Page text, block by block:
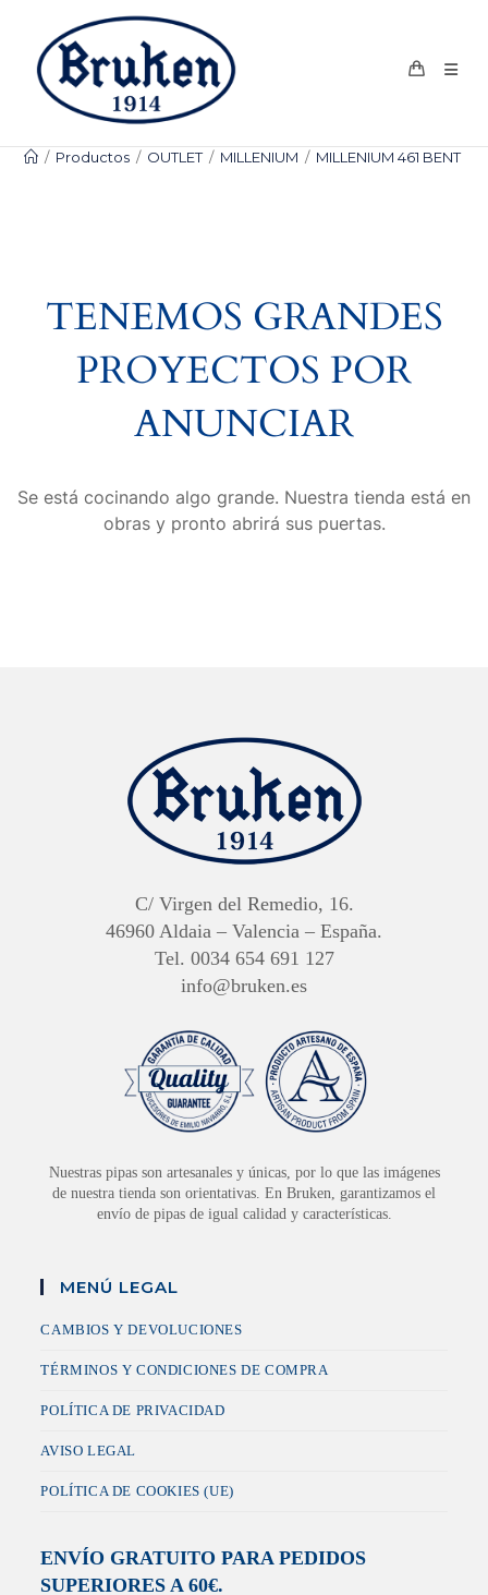
contenido
/ Productos / OUTLET / MILLENIUM / MILLENIUM 461 BENT
TENEMOS GRANDES
PROYECTOS POR
ANUNCIAR
Se está cocinando algo grande. Nuestra tienda está en
obras y pronto abrirá sus puertas.
C/ Virgen del Remedio, 16.
46960 Aldaia – Valencia – España.
Tel. 0034 654 691 127
info@bruken.es
Nuestras pipas son artesanales y únicas, por lo que las imágenes
de nuestra tienda son orientativas. En Bruken, garantizamos el
envío de pipas de igual calidad y características.
MENÚ LEGAL
CAMBIOS Y DEVOLUCIONES
TÉRMINOS Y CONDICIONES DE COMPRA
POLÍTICA DE PRIVACIDAD
AVISO LEGAL
POLÍTICA DE COOKIES (UE)
ENVÍO GRATUITO PARA PEDIDOS
SUPERIORES A 60€.